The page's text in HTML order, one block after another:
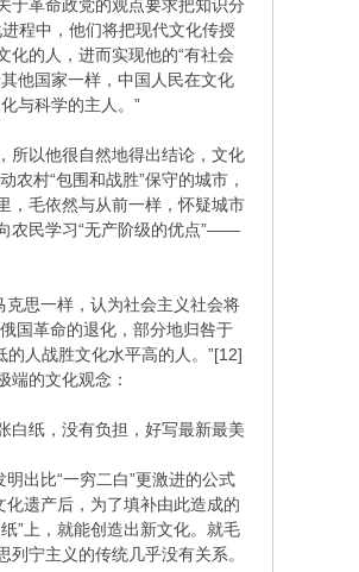
于革命政党的观点要求把知识分
程中，他们将把现代文化传授
化的人，进而实现他的“有社会
他国家一样，中国人民在文化
与科学的主人。”
所以他很自然地得出结论，文化
村“包围和战胜”保守的城市，
，毛依然与从前一样，怀疑城市
农民学习“无产阶级的优点”——
克思一样，认为社会主义社会将
国革命的退化，部分地归咎于
人战胜文化水平高的人。”[12]
端的文化观念：
白纸，没有负担，好写最新最美
出比“一穷二白”更激进的公式
遗产后，为了填补由此造成的
”上，就能创造出新文化。就毛
宁主义的传统几乎没有关系。